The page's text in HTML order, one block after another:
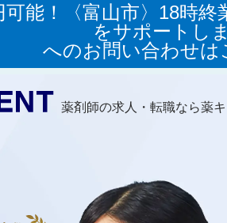
可能！〈富山市〉18時
をサポートし
へのお問い合わせは
薬剤師の求人・転職なら薬